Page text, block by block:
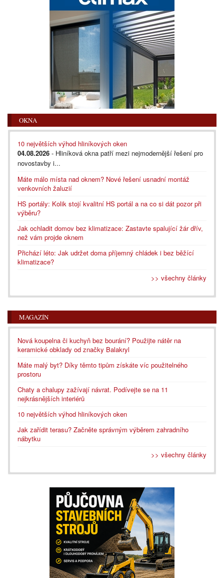
OKNA
10 největších výhod hliníkových oken
04.08.2026 - Hliníková okna patří mezi nejmodernější řešení pro
novostavby i...
Máte málo místa nad oknem? Nové řešení usnadní montáž
venkovních žaluzií
HS portály: Kolik stojí kvalitní HS portál a na co si dát pozor při
výběru?
Jak ochladit domov bez klimatizace: Zastavte spalující žár dřív,
než vám projde oknem
Přichází léto: Jak udržet doma příjemný chládek i bez běžící
klimatizace?
>> všechny články
MAGAZÍN
Nová koupelna či kuchyň bez bourání? Použijte nátěr na
keramické obklady od značky Balakryl
Máte malý byt? Díky těmto tipům získáte víc použitelného
prostoru
Chaty a chalupy zažívají návrat. Podívejte se na 11
nejkrásnějších interiérů
10 největších výhod hliníkových oken
Jak zařídit terasu? Začněte správným výběrem zahradního
nábytku
>> všechny články